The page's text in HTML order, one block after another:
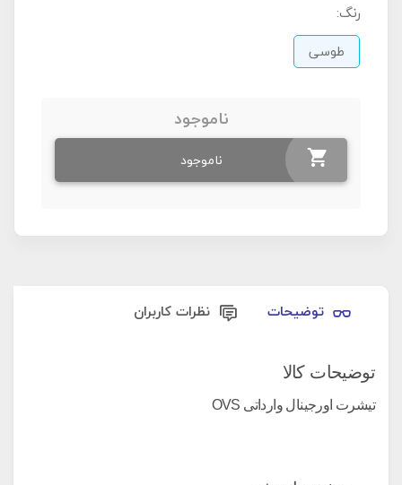
رنگ:
طوسی
ناموجود
ناموجود
توضیحات نظرات کاربران
توضیحات کالا
تیشرت اورجینال وارداتی OVS